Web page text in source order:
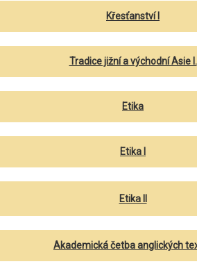
Křesťanství I
Tradice jižní a východní Asie I.
Etika
Etika I
Etika II
Akademická četba anglických